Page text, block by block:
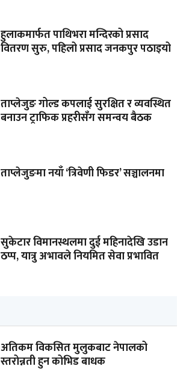
हुलाकमार्फत पाथिभरा मन्दिरको प्रसाद
वितरण सुरु, पहिलो प्रसाद जनकपुर पठाइयो
ताप्लेजुङ गोल्ड कपलाई सुरक्षित र व्यवस्थित
बनाउन ट्राफिक प्रहरीसँग समन्वय बैठक
ताप्लेजुङमा नयाँ ‘त्रिवेणी फिडर’ सञ्चालनमा
सुकेटार विमानस्थलमा दुई महिनादेखि उडान
ठप्प, यात्रु अभावले नियमित सेवा प्रभावित
अतिकम विकसित मुलुकबाट नेपालको
स्तरोन्नती हुन कोभिड बाधक